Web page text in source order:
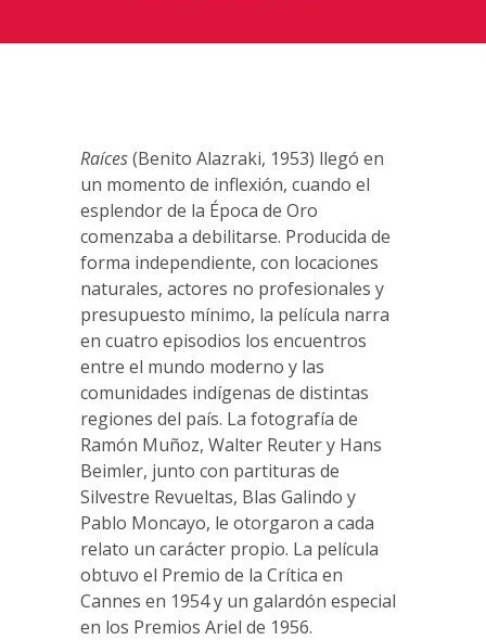
Raíces(Benito Alazraki, 1953) llegó en
un momento de inflexión, cuando el
esplendor de la Época de Oro
comenzaba a debilitarse. Producida de
forma independiente, con locaciones
naturales, actores no profesionales y
presupuesto mínimo, la película narra
en cuatro episodios los encuentros
entre el mundo moderno y las
comunidades indígenas de distintas
regiones del país. La fotografía de
Ramón Muñoz, Walter Reuter y Hans
Beimler, junto con partituras de
Silvestre Revueltas, Blas Galindo y
Pablo Moncayo, le otorgaron a cada
relato un carácter propio. La película
obtuvo el Premio de la Crítica en
Cannes en 1954 y un galardón especial
en los Premios Ariel de 1956.